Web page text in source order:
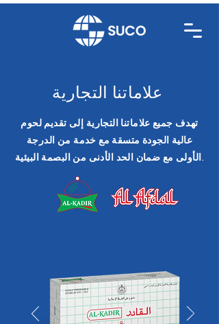
علاماتنا التجارية
تهدف جميع علاماتنا التجارية إلى تقديم لحوم
عالية الجودة متسقة مع خدمة من الدرجة
الأولى مع ضمان الحد الأدنى من البصمة البيئية.